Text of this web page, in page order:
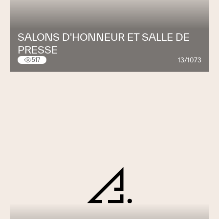
SALONS D'HONNEUR ET SALLE DE
PRESSE
517 13/1073